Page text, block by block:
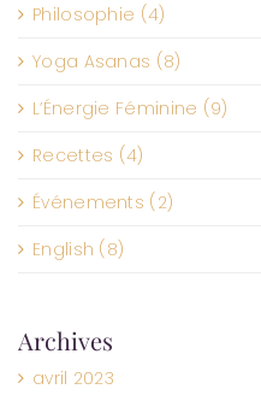
Philosophie (4)
Yoga Asanas (8)
L’Énergie Féminine (9)
Recettes (4)
Événements (2)
English (8)
Archives
avril 2023